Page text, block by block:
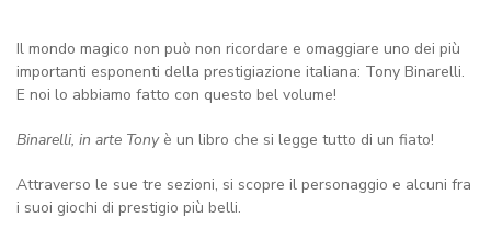
Il mondo magico non può non ricordare e omaggiare uno dei più
importanti esponenti della prestigiazione italiana: Tony Binarelli.
E noi lo abbiamo fatto con questo bel volume!
Binarelli, in arte Tonyè un libro che si legge tutto di un fiato!
Attraverso le sue tre sezioni, si scopre il personaggio e alcuni fra
i suoi giochi di prestigio più belli.